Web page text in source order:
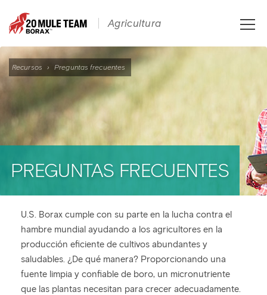
Recursos › Preguntas frecuentes
PREGUNTAS FRECUENTES
U.S. Borax cumple con su parte en la lucha contra el
hambre mundial ayudando a los agricultores en la
producción eficiente de cultivos abundantes y
saludables. ¿De qué manera? Proporcionando una
fuente limpia y confiable de boro, un micronutriente
que las plantas necesitan para crecer adecuadamente.
Agricultura
Toggle